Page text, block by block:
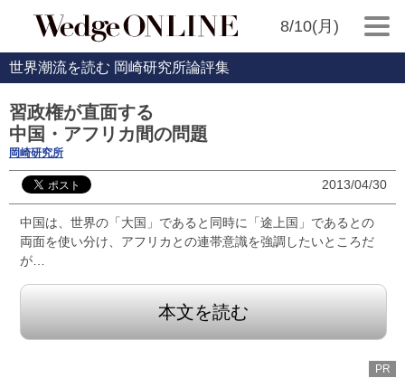
8/10(月)
世界潮流を読む 岡崎研究所論評集
習政権が直面する
中国・アフリカ間の問題
岡崎研究所
2013/04/30
中国は、世界の「大国」であると同時に「途上国」であるとの
両面を使い分け、アフリカとの連帯意識を強調したいところだ
が…
本文を読む
PR